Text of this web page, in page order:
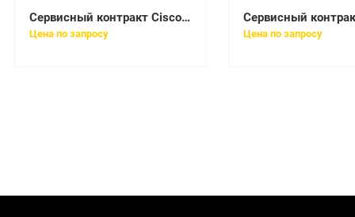
Сервисный контракт Cisco CON-SNT-WS850XSE
Цена по запросу Цена по запросу